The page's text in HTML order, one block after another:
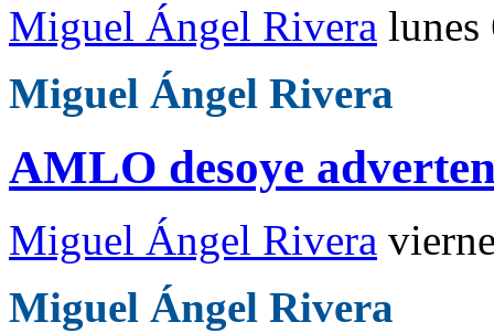
Miguel Ángel Rivera
Miguel Ángel Rivera
AMLO desoye
Miguel Ángel Rivera
Miguel Ángel Rivera